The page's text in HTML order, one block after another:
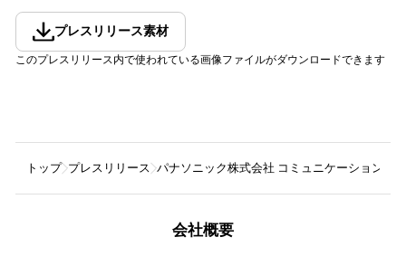
プレスリリース素材
このプレスリリース内で使われている画像ファイルがダウンロードできます
トップ プレスリリース パナソニック株式会社 コミュニケーションデ
会社概要